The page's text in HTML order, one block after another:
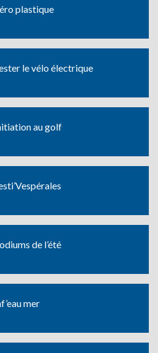
plastique
le vélo électrique
au golf
de l’été
mer